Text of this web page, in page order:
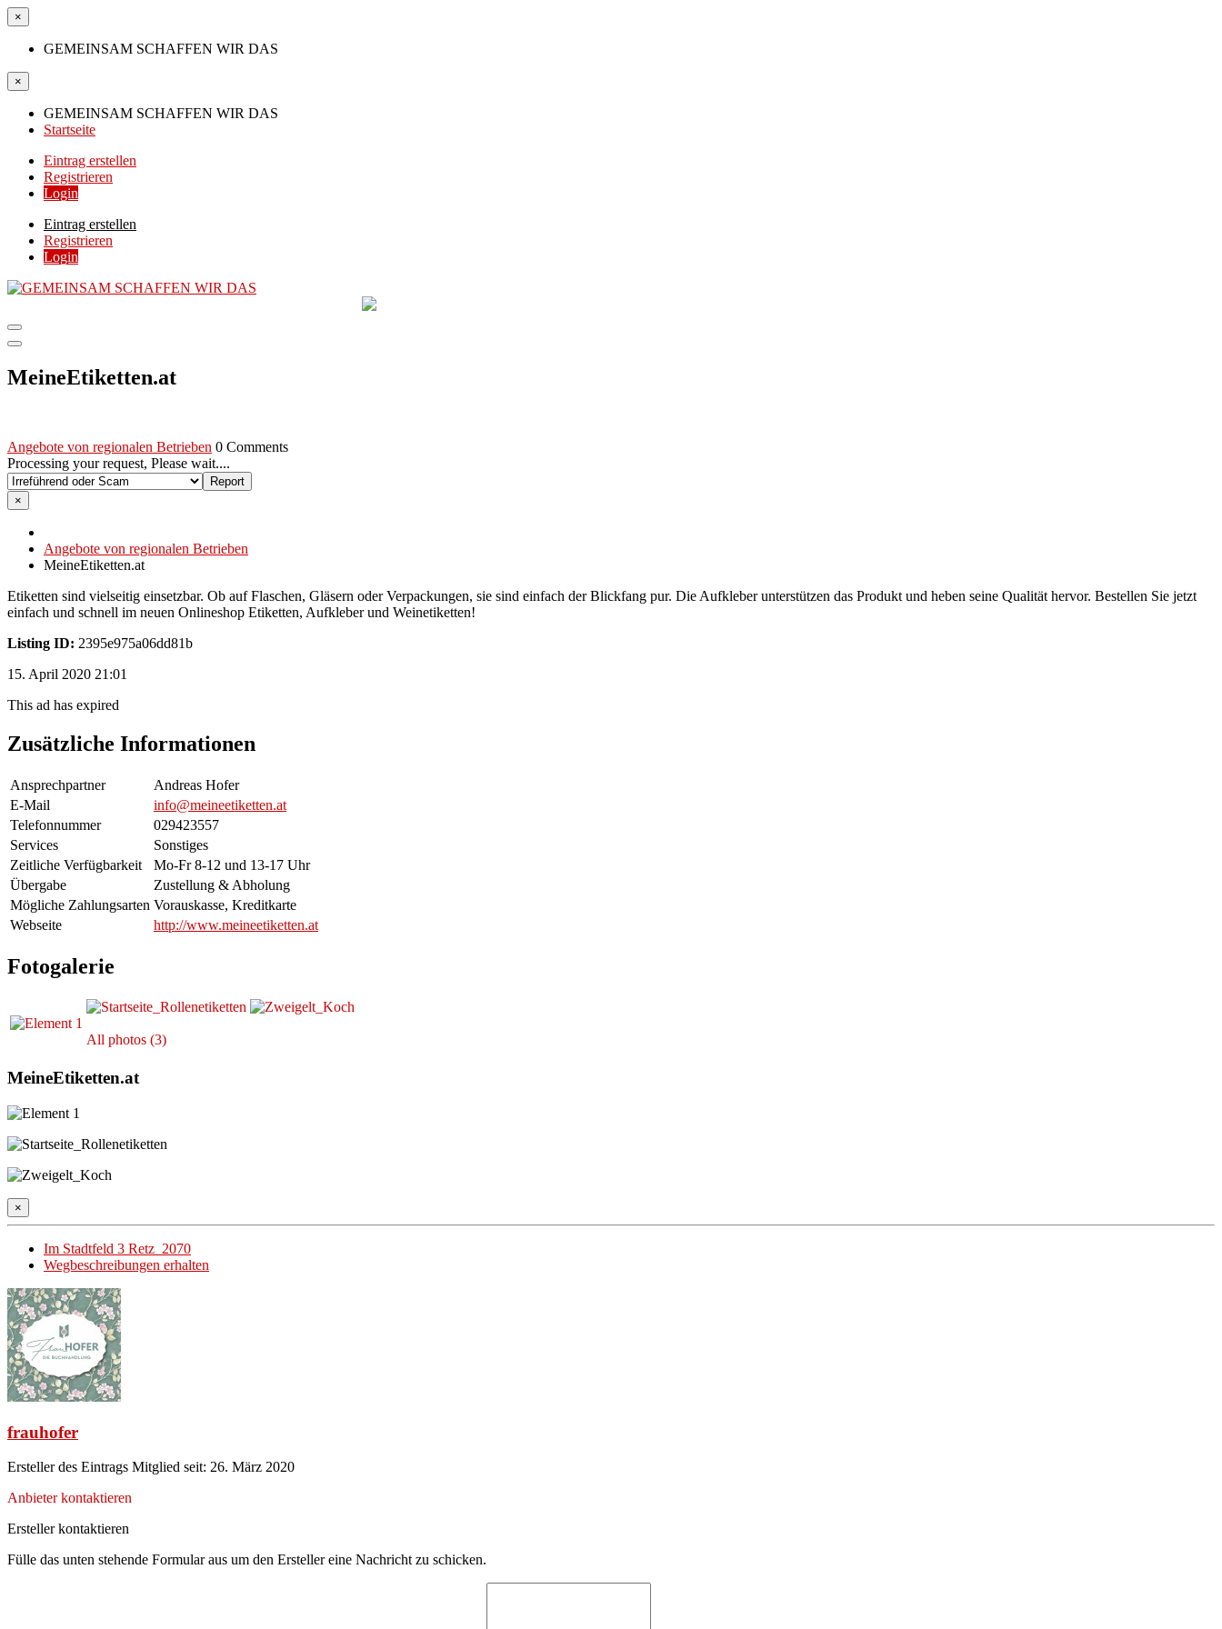
×
GEMEINSAM SCHAFFEN WIR DAS
×
GEMEINSAM SCHAFFEN WIR DAS
Startseite
Eintrag erstellen
Registrieren
Login
Eintrag erstellen
Registrieren
Login
MeineEtiketten.at
Angebote von regionalen Betrieben 0 Comments
Processing your request, Please wait....
×
Angebote von regionalen Betrieben
MeineEtiketten.at
Etiketten sind vielseitig einsetzbar. Ob auf Flaschen, Gläsern oder Verpackungen, sie sind einfach der Blickfang pur. Die Aufkleber unterstützen das Produkt und heben seine Qualität hervor. Bestellen Sie jetzt
einfach und schnell im neuen Onlineshop Etiketten, Aufkleber und Weinetiketten!
Listing ID: 2395e975a06dd81b
15. April 2020 21:01
This ad has expired
Zusätzliche Informationen
Ansprechpartner
Andreas Hofer
E-Mail
info@meineetiketten.at
Telefonnummer
029423557
Services
Sonstiges
Zeitliche Verfügbarkeit
Mo-Fr 8-12 und 13-17 Uhr
Übergabe
Zustellung & Abholung
Mögliche Zahlungsarten Vorauskasse, Kreditkarte
Webseite
http://www.meineetiketten.at
Fotogalerie
All photos (3)
MeineEtiketten.at
×
Im Stadtfeld 3 Retz 2070
Wegbeschreibungen erhalten
frauhofer
Ersteller des Eintrags Mitglied seit: 26. März 2020
Anbieter kontaktieren
Ersteller kontaktieren
Fülle das unten stehende Formular aus um den Ersteller eine Nachricht zu schicken.